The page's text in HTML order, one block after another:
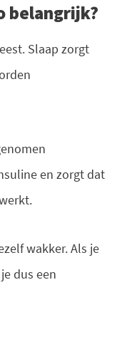
belangrijk?
Slaap zorgt
en zorgt dat
wakker. Als je
dus een